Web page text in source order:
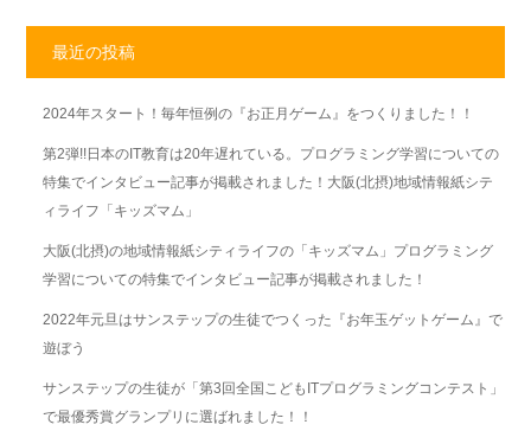
最近の投稿
2024年スタート！毎年恒例の『お正月ゲーム』をつくりました！！
第2弾!!日本のIT教育は20年遅れている。プログラミング学習についての
特集でインタビュー記事が掲載されました！大阪(北摂)地域情報紙シテ
ィライフ「キッズマム」
大阪(北摂)の地域情報紙シティライフの「キッズマム」プログラミング
学習についての特集でインタビュー記事が掲載されました！
2022年元旦はサンステップの生徒でつくった『お年玉ゲットゲーム』で
遊ぼう
サンステップの生徒が「第3回全国こどもITプログラミングコンテスト」
で最優秀賞グランプリに選ばれました！！